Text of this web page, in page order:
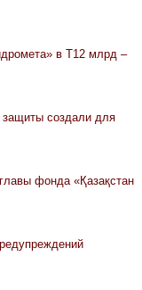
в Т12 млрд –
защиты создали для
фонда «Қазақстан